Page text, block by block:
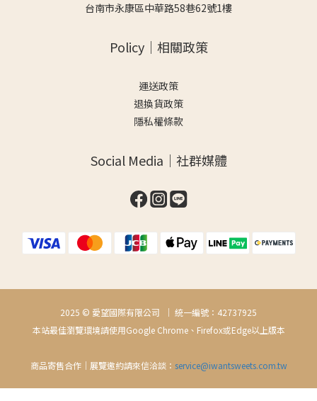
台南市永康區中華路58巷62號1樓
Policy｜相關政策
運送政策
退換貨政策
隱私權條款
Social Media｜社群媒體
2025 © 愛望國際有限公司 ｜ 統一編號：42737925
本站最佳瀏覽環境請使用Google Chrome、Firefox或Edge以上版本
商品寄售合作｜展覽邀約請來信洽談： service@iwantsweets.com.tw